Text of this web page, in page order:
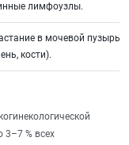
лимфоузлы.
в мочевой пузырь
кости).
3–7 % всех